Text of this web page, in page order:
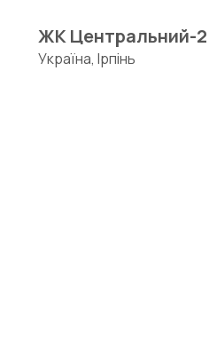
ЖК Центральний-2
Україна, Ірпінь